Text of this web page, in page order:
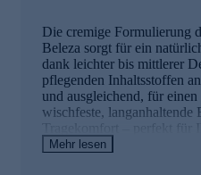
Die cremige Formulierung
Beleza sorgt für ein
dank leichter bis mittlerer
pflegenden Inhaltsstoffen
und ausgleichend, für
wischfeste, langanhaltende
Tragekomfort – perfekt für
Mehr lesen